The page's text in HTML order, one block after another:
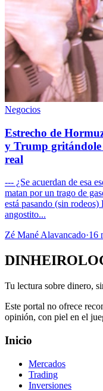
Negocios
Estrecho de
y Trump
real
--- ¿Se acuerdan de esa
matan por un trago de
está pasando (sin
angostito...
Zé Mané Alavancado·16
Tu lectura sobre dinero,
Este portal no ofrece
opinión, con piel en el
Inicio
Mercados
Trading
Inversiones